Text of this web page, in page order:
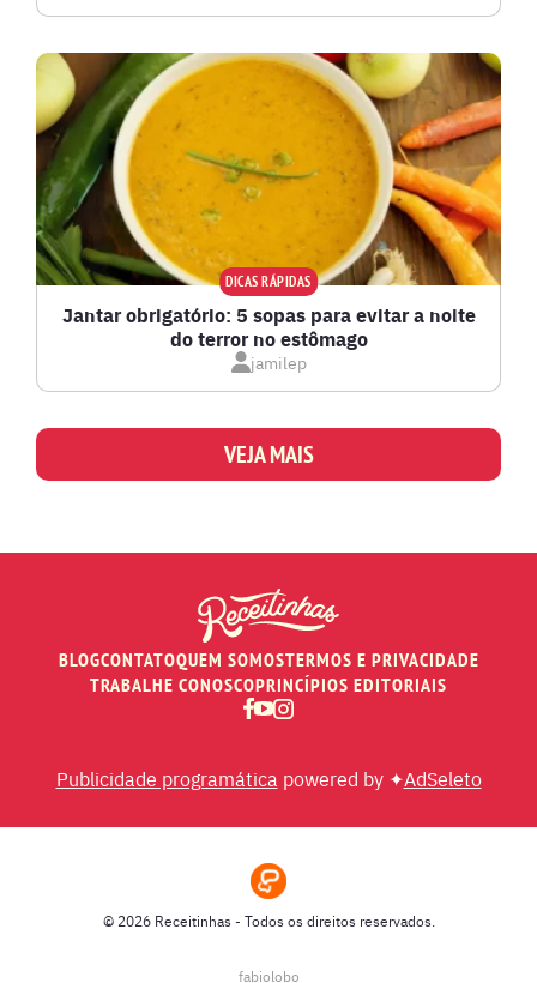
DICAS RÁPIDAS
Jantar obrigatório: 5 sopas para evitar a noite
do terror no estômago
jamilep
VEJA MAIS
BLOGCONTATOQUEM SOMOSTERMOS E PRIVACIDADE
TRABALHE CONOSCOPRINCÍPIOS EDITORIAIS
Publicidade programática powered by ✦AdSeleto
© 2026 Receitinhas - Todos os direitos reservados.
fabiolobo